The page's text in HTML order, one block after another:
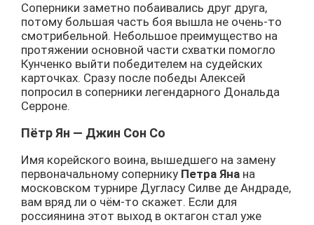
Соперники заметно побаивались друг друга,
потому большая часть боя вышла не очень-то
смотрибельной. Небольшое преимущество на
протяжении основной части схватки помогло
Кунченко выйти победителем на судейских
карточках. Сразу после победы Алексей
попросил в соперники легендарного Дональда
Серроне.
Пётр Ян — Джин Сон Со
Имя корейского воина, вышедшего на замену
первоначальному сопернику Петра Яна на
московском турнире Дугласу Силве де Андраде,
вам вряд ли о чём-то скажет. Если для
россиянина этот выход в октагон стал уже